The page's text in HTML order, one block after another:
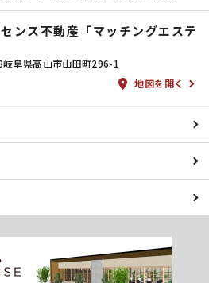
ンス不動産「マッチングエステ
岐阜県高山市山田町296-1
地図を開く